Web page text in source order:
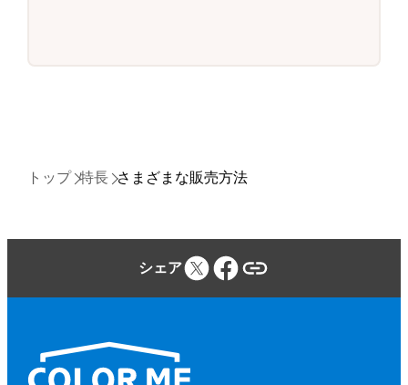
トップ 特長 さまざまな販売方法
シェア